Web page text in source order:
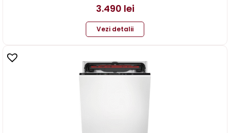
3.490 lei
Vezi detalii